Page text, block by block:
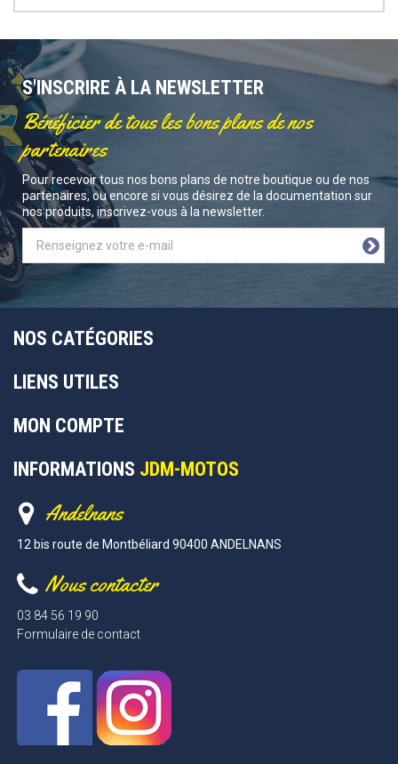
S'INSCRIRE À LA NEWSLETTER
Bénéficier de tous les bons plans de nos
partenaires
Pour recevoir tous nos bons plans de notre boutique ou de nos
partenaires, ou encore si vous désirez de la documentation sur
nos produits, inscrivez-vous à la newsletter.
NOS CATÉGORIES
LIENS UTILES
MON COMPTE
INFORMATIONS JDM-MOTOS
Andelnans
12 bis route de Montbéliard 90400 ANDELNANS
Nous contacter
03 84 56 19 90
Formulaire de contact